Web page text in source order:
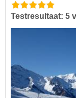
Testresultaat: 5